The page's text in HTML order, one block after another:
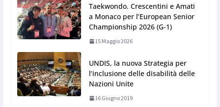
Taekwondo. Crescentini e Amati
a Monaco per l’European Senior
Championship 2026 (G-1)
15 Maggio 2026
UNDIS, la nuova Strategia per
l’inclusione delle disabilità delle
Nazioni Unite
16 Giugno 2019